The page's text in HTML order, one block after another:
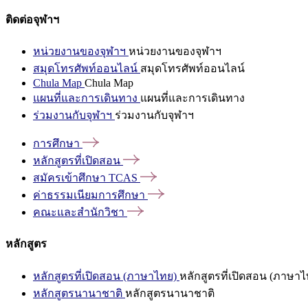
ติดต่อจุฬาฯ
หน่วยงานของจุฬาฯ หน่วยงานของจุฬาฯ
สมุดโทรศัพท์ออนไลน์ สมุดโทรศัพท์ออนไลน์
Chula Map Chula Map
แผนที่และการเดินทาง แผนที่และการเดินทาง
ร่วมงานกับจุฬาฯ ร่วมงานกับจุฬาฯ
การศึกษา
หลักสูตรที่เปิดสอน
สมัครเข้าศึกษา TCAS
ค่าธรรมเนียมการศึกษา
คณะและสำนักวิชา
หลักสูตร
หลักสูตรที่เปิดสอน (ภาษาไทย) หลักสูตรที่เปิดสอน (ภาษาไ
หลักสูตรนานาชาติ หลักสูตรนานาชาติ